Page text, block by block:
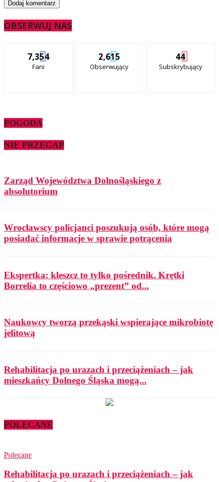
OBSERWUJ NAS
7,354
Fani
2,615
Obserwujący
44
Subskrybujący
POGODA
NIE PRZEGAP
Zarząd Województwa Dolnośląskiego z
absolutorium
Wrocławscy policjanci poszukują osób, które mogą
posiadać informacje w sprawie potrącenia
Ekspertka: kleszcz to tylko pośrednik. Krętki
Borrelia to częściowo „prezent” od...
Naukowcy tworzą przekąski wspierające mikrobiotę
jelitową
Rehabilitacja po urazach i przeciążeniach – jak
mieszkańcy Dolnego Śląska mogą...
POLECANE
Polecane
Rehabilitacja po urazach i przeciążeniach – jak